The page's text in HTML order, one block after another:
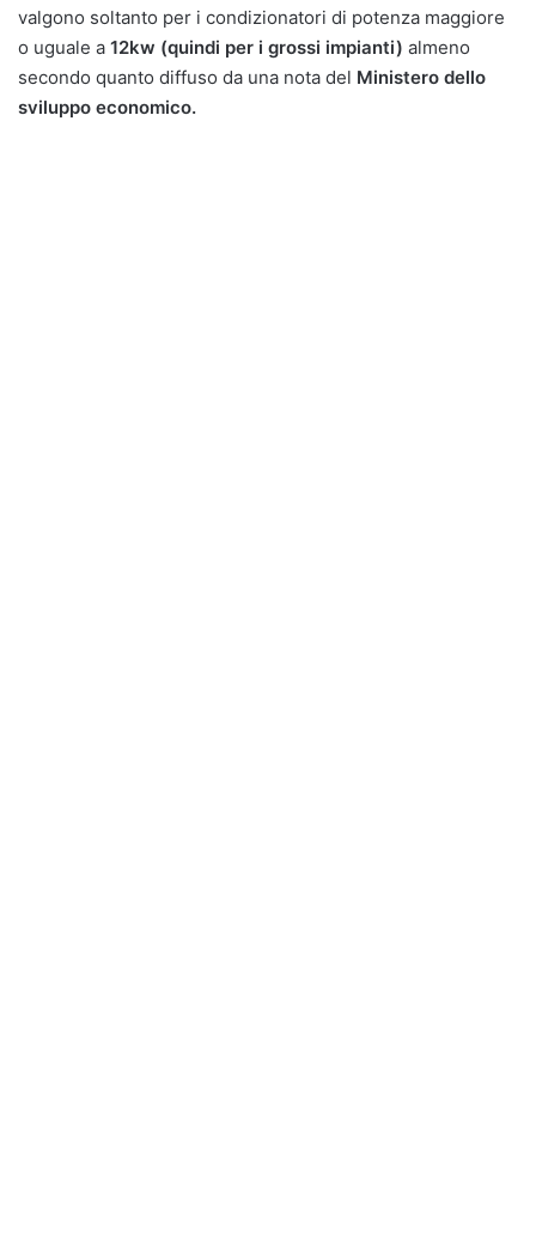
valgono soltanto per i condizionatori di potenza maggiore
o uguale a 12kw (quindi per i grossi impianti) almeno
secondo quanto diffuso da una nota del Ministero dello
sviluppo economico.